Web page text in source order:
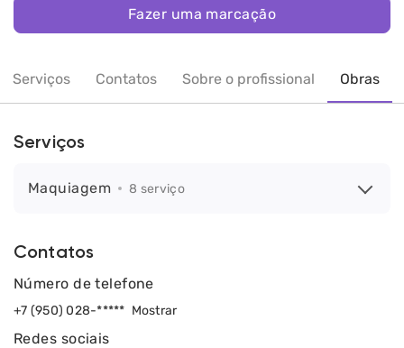
Fazer uma marcação
Serviços Contatos Sobre o profissional Obras
Serviços
Maquiagem 8 serviço
Contatos
Número de telefone
+7 (950) 028-***** Mostrar
Redes sociais